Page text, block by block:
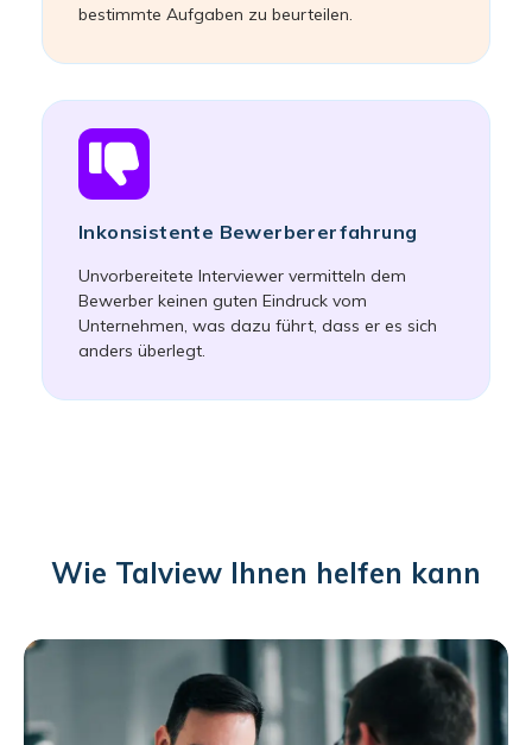
bestimmte Aufgaben zu beurteilen.
Inkonsistente Bewerbererfahrung
Unvorbereitete Interviewer vermitteln dem
Bewerber keinen guten Eindruck vom
Unternehmen, was dazu führt, dass er es sich
anders überlegt.
Wie Talview Ihnen helfen kann